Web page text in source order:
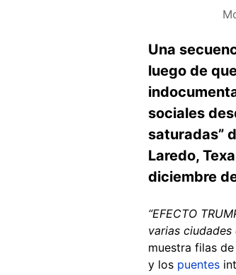
Una
luego de
sociales
saturadas”
Laredo,
diciembre
“EFECTO
varias ciudades
muestra filas
y los puentes